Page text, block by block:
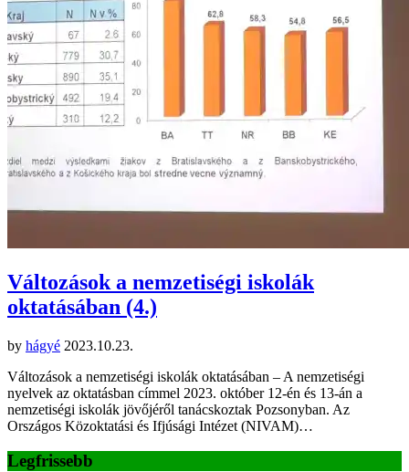
Változások a nemzetiségi iskolák
oktatásában (4.)
by hágyé 2023.10.23.
Változások a nemzetiségi iskolák oktatásában – A nemzetiségi
nyelvek az oktatásban címmel 2023. október 12-én és 13-án a
nemzetiségi iskolák jövőjéről tanácskoztak Pozsonyban. Az
Országos Közoktatási és Ifjúsági Intézet (NIVAM)…
Legfrissebb